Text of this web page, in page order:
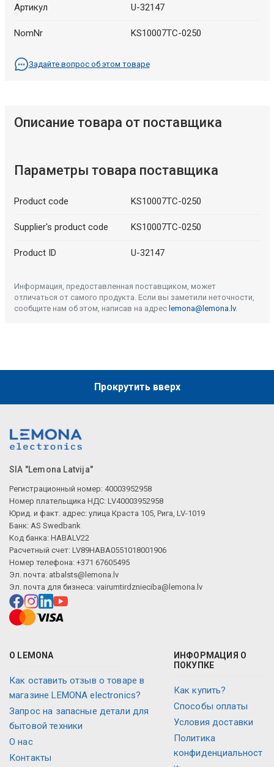
Артикул U-32147
NomNr KS10007TC-0250
Задайте вопрос об этом товаре
Описание товара от поставщика
Параметры товара поставщика
Product code KS10007TC-0250
Supplier's product code KS10007TC-0250
Product ID U-32147
Информация, предоставленная поставщиком, может
отличаться от самого продукта. Если вы заметили неточности,
сообщите нам об этом, написав на адрес lemona@lemona.lv.
Прокрутить вверх
SIA "Lemona Latvija"
Регистрационный номер: 40003952958
Номер плательщика НДС: LV40003952958
Юрид. и факт. адрес: улица Краста 105, Рига, LV-1019
Банк: AS Swedbank
Код банка: HABALV22
Расчетный счет: LV89HABA0551018001906
Номер телефона: +371 67605495
Эл. почта: atbalsts@lemona.lv
Эл. почта для бизнеса: vairumtirdznieciba@lemona.lv
О LEMONA
Как оставить отзыв о товаре в
магазине LEMONA electronics?
Запрос на запасные детали для
бытовой техники
О нас
Контакты
ИНФОРМАЦИЯ О
ПОКУПКЕ
Как купить?
Способы оплаты
Условия доставки
Политика
конфиденциальност